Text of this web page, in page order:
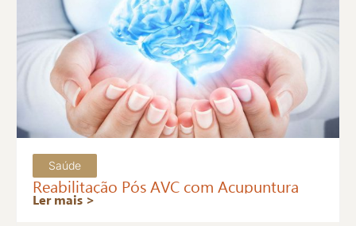
Saúde
Reabilitação Pós AVC com Acupuntura
Ler mais >